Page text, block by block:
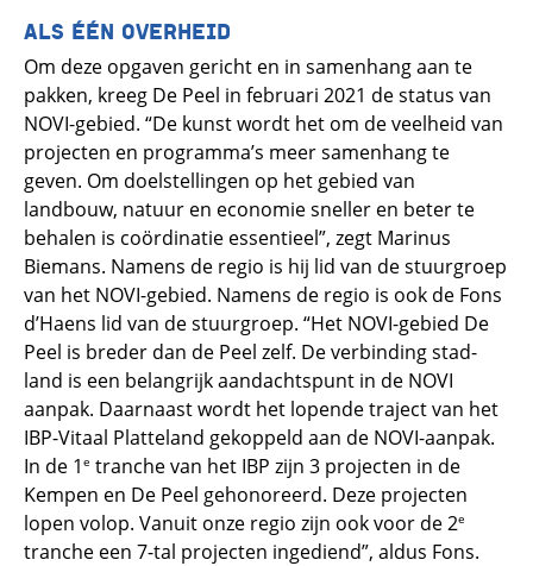
ALS ÉÉN OVERHEID
Om deze opgaven gericht en in samenhang aan te
pakken, kreeg De Peel in februari 2021 de status van
NOVI-gebied. “De kunst wordt het om de veelheid van
projecten en programma’s meer samenhang te
geven. Om doelstellingen op het gebied van
landbouw, natuur en economie sneller en beter te
behalen is coördinatie essentieel”, zegt Marinus
Biemans. Namens de regio is hij lid van de stuurgroep
van het NOVI-gebied. Namens de regio is ook de Fons
d’Haens lid van de stuurgroep. “Het NOVI-gebied De
Peel is breder dan de Peel zelf. De verbinding stad-
land is een belangrijk aandachtspunt in de NOVI
aanpak. Daarnaast wordt het lopende traject van het
IBP-Vitaal Platteland gekoppeld aan de NOVI-aanpak.
In de 1 e tranche van het IBP zijn 3 projecten in de
Kempen en De Peel gehonoreerd. Deze projecten
lopen volop. Vanuit onze regio zijn ook voor de 2e
tranche een 7-tal projecten ingediend”, aldus Fons.